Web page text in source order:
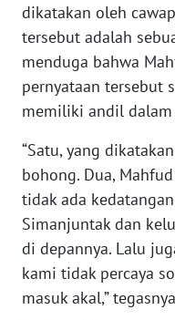
dikatakan oleh
tersebut adalah
menduga bahwa
pernyataan tersebut
memiliki andil dalam
“Satu, yang
bohong. Dua,
tidak ada
Simanjuntak dan
di depannya. Lalu
kami tidak percaya
masuk akal,”
WN
JAMBI
WN
SULTRA
NTB
WN
SULTENG
WN